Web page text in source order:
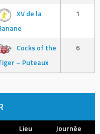
XV de la
1
Cocks of the
– Puteaux
6
Lieu
Journée